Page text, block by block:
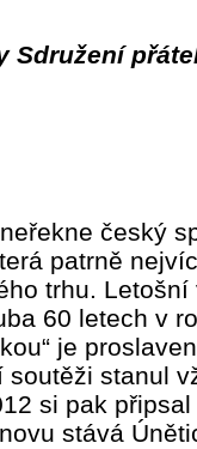
Sdružení
český
patrně
trhu.
60 letech v
je
stanul
si pak
stává